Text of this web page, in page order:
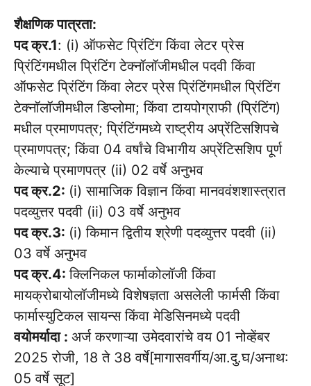
शैक्षणिक पात्रता:
पद क्र.1: (i) ऑफसेट प्रिंटिंग किंवा लेटर प्रेस
प्रिंटिंगमधील प्रिंटिंग टेक्नॉलॉजीमधील पदवी किंवा
ऑफसेट प्रिंटिंग किंवा लेटर प्रेस प्रिंटिंगमधील प्रिंटिंग
टेक्नॉलॉजीमधील डिप्लोमा; किंवा टायपोग्राफी (प्रिंटिंग)
मधील प्रमाणपत्र; प्रिंटिंगमध्ये राष्ट्रीय अप्रेंटिसशिपचे
प्रमाणपत्र; किंवा 04 वर्षांचे विभागीय अप्रेंटिसशिप पूर्ण
केल्याचे प्रमाणपत्र (ii) 02 वर्षे अनुभव
पद क्र.2: (i) सामाजिक विज्ञान किंवा मानववंशशास्त्रात
पदव्युत्तर पदवी (ii) 03 वर्षे अनुभव
पद क्र.3: (i) किमान द्वितीय श्रेणी पदव्युत्तर पदवी (ii)
03 वर्षे अनुभव
पद क्र.4:क्लिनिकल फार्माकोलॉजी किंवा
मायक्रोबायोलॉजीमध्ये विशेषज्ञता असलेली फार्मसी किंवा
फार्मास्युटिकल सायन्स किंवा मेडिसिनमध्ये पदवी
वयोमर्यादा : अर्ज करणाऱ्या उमेदवारांचे वय 01 नोव्हेंबर
2025 रोजी, 18 ते 38 वर्षे[मागासवर्गीय/आ.दु.घ/अनाथ:
05 वर्षे सूट]